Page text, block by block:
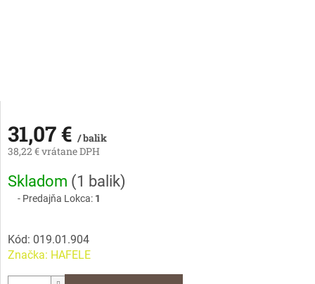
31,07 € / balik
38,22 € vrátane DPH
Jednotková
cena:
Skladom (1 balik)
Predajňa Lokca: 1
Kód: 019.01.904
Značka: HAFELE